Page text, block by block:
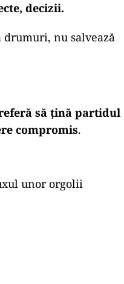
decizii.
nu salvează
să țină partidul
compromis.
unor orgolii